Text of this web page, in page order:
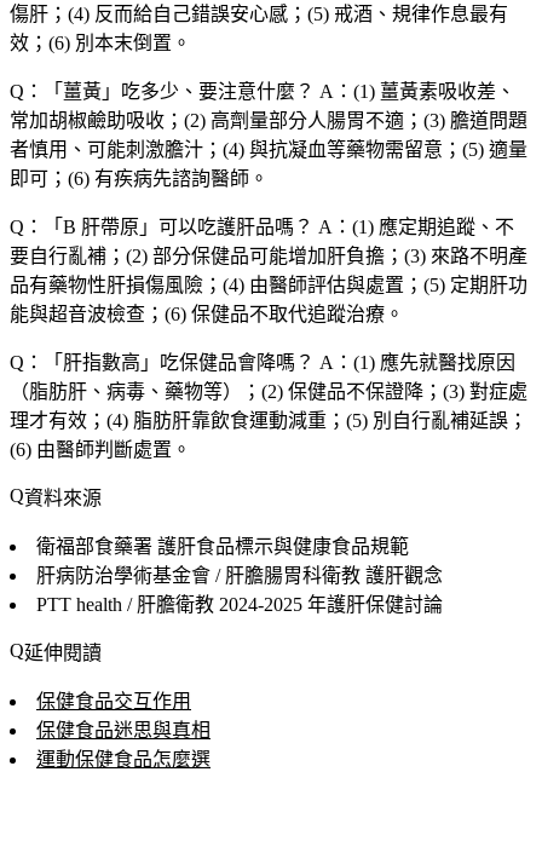
傷肝；(4) 反而給自己錯誤安心感；(5) 戒酒、規律作息最有
效；(6) 別本末倒置。
Q：「 薑黃 」吃多少、要注意什麼？ A：(1) 薑黃素吸收差、
常加胡椒鹼助吸收；(2) 高劑量部分人腸胃不適；(3) 膽道問題
者慎用、可能刺激膽汁；(4) 與抗凝血等藥物需留意；(5) 適量
即可；(6) 有疾病先諮詢醫師。
Q：「 B 肝帶原 」可以吃護肝品嗎？ A：(1) 應定期追蹤、不
要自行亂補；(2) 部分保健品可能增加肝負擔；(3) 來路不明產
品有藥物性肝損傷風險；(4) 由醫師評估與處置；(5) 定期肝功
能與超音波檢查；(6) 保健品不取代追蹤治療。
Q：「 肝指數高 」吃保健品會降嗎？ A：(1) 應先就醫找原因
（脂肪肝、病毒、藥物等）；(2) 保健品不保證降；(3) 對症處
理才有效；(4) 脂肪肝靠飲食運動減重；(5) 別自行亂補延誤；
(6) 由醫師判斷處置。
資料來源
衛福部食藥署 護肝食品標示與健康食品規範
肝病防治學術基金會 / 肝膽腸胃科衛教 護肝觀念
PTT health / 肝膽衛教 2024-2025 年護肝保健討論
延伸閱讀
保健食品交互作用
保健食品迷思與真相
運動保健食品怎麼選